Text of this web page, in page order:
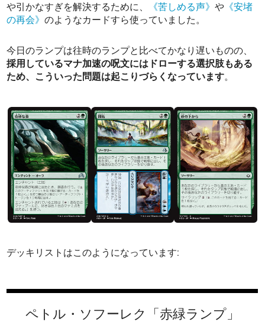
や引かなすぎを解決するために、
《苦しめる声》や 《安堵
の再会》のようなカードすら使っていました。
今日のランプは往時のランプと比べてかなり遅いものの、
採用しているマナ加速の呪文にはドローする選択肢もある
ため、こういった問題は起こりづらくなっています。
デッキリストはこのようになっています:
ペトル・ソフーレク 「赤緑ランプ」